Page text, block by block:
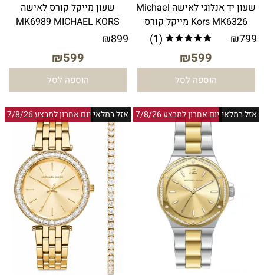
שעון יד אנלוגי לאישה Michael
Kors MK6326 מייקל קורס
₪799
₪599
(1)
הוספה לסל
שעון מייקל קורס לאישה
MK6989 MICHAEL KORS
₪899
₪599
הוספה לסל
יום אחרון למבצע 7/8/26אזל במלאי יום אחרון למבצע 7/8/26אזל במלאי